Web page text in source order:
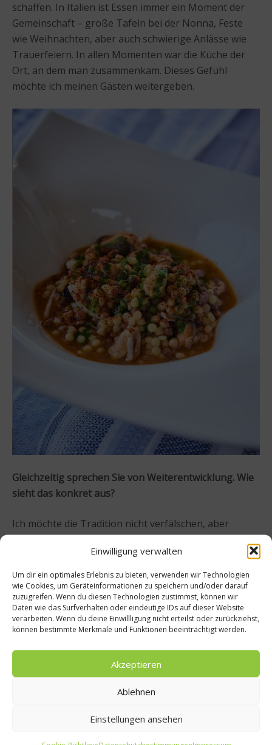
Einwilligung verwalten
Um dir ein optimales Erlebnis zu bieten, verwenden wir Technologien
wie Cookies, um Geräteinformationen zu speichern und/oder darauf
zuzugreifen. Wenn du diesen Technologien zustimmst, können wir
Daten wie das Surfverhalten oder eindeutige IDs auf dieser Website
verarbeiten. Wenn du deine Einwillligung nicht erteilst oder zurückziehst,
können bestimmte Merkmale und Funktionen beeinträchtigt werden.
Akzeptieren
Ablehnen
Einstellungen ansehen
schaffen. In Italien ist Essen immer ein Moment der
Gemeinschaft – große Tafeln bei der Nonna, Feste
wie Weihnachten, aber auch schwierige Anlässe wie
Trauerfeiern. In allen Momenten war die Küche der
Ort, an dem man zusammenkam. Dieses Gefühl
möchte ich meinen Gästen weitergeben.
Gleichzeitig sprechen Sie von Weiterentwicklung. Wie
sieht das konkret aus?
Ich möchte die Tradition nicht verfälschen, aber
Techniken verfeinern. Ein Beispiel: Das klassische
Ragù wurde früher sehr „rustikal“ zubereitet. Heute
können wir es leichter, bekömmlicher gestalten, ohne
den Geschmack zu verlieren – etwa indem wir
Tomaten passierenund von Haut oder Kernen
befreien. So bleibt das Gericht authentisch, aber
zeitgemäß.
Wie funktioniert die Zusammenarbeit mit Heinz Beck?
Heinz ist nicht jeden Tag im Forte Village, aber wir
und stimme sie mit ihm ab. Gemeinsam probieren wir,
justieren, bis er sein finales Okay gibt. Seine